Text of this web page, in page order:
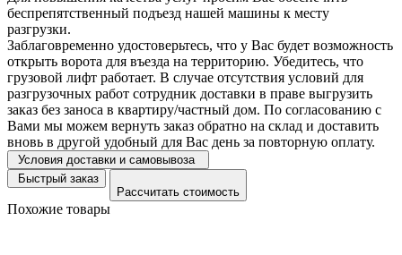
беспрепятственный подъезд нашей машины к месту
разгрузки.
Заблаговременно удостоверьтесь, что у Вас будет возможность
открыть ворота для въезда на территорию. Убедитесь, что
грузовой лифт работает. В случае отсутствия условий для
разгрузочных работ сотрудник доставки в праве выгрузить
заказ без заноса в квартиру/частный дом. По согласованию с
Вами мы можем вернуть заказ обратно на склад и доставить
вновь в другой удобный для Вас день за повторную оплату.
Условия доставки и самовывоза
Быстрый заказ
Рассчитать стоимость
Похожие товары